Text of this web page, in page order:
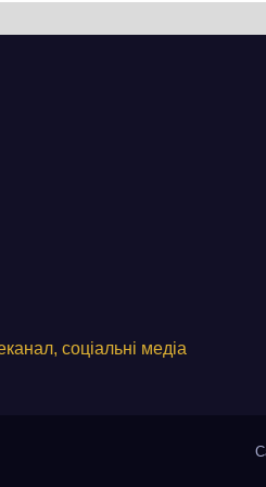
соціальні медіа